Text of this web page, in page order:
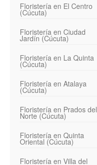
Floristería en El Centro
(Cúcuta)
Floristería en Ciudad
Jardín (Cúcuta)
Floristería en La Quinta
(Cúcuta)
Floristería en Atalaya
(Cúcuta)
Floristería en Prados del
Norte (Cúcuta)
Floristería en Quinta
Oriental (Cúcuta)
Floristería en Villa del